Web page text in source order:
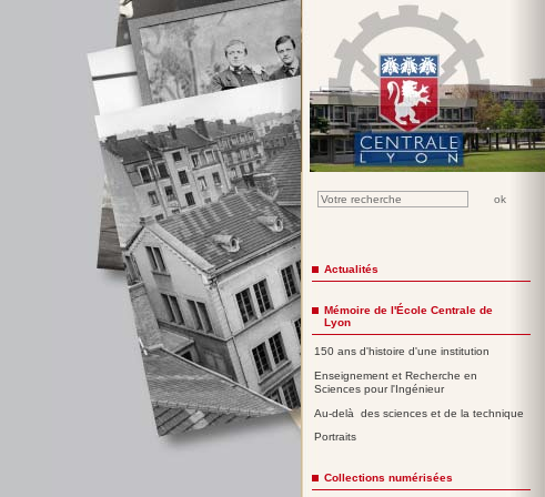
Actualités
Mémoire de l'École Centrale de
Lyon
150 ans d'histoire d'une institution
Enseignement et Recherche en
Sciences pour l'Ingénieur
Au-delà des sciences et de la technique
Portraits
Collections numérisées